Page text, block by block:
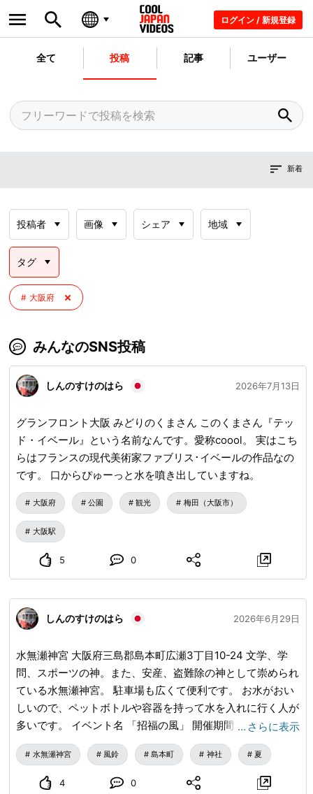
ログイン / 新規登録
全て 投稿 記事 ユーザー
新着
投稿者 画像 シェア 地域
タグ
大阪府
みんなのSNS投稿
しんのすけのはら 2026年7月13日
グランフロント大阪 みどりのくまさん このくまさん『テッ
ド・イベール』という名前なんです。愛称coool。 実はこち
らはフランスの現代美術家ファブリス･イベールの作品なの
です。 口からぴゅーっと水を噴き出していますね。
大阪府 公園 観光 梅田（大阪市）
大阪駅
5 0
しんのすけのはら 2026年6月29日
水無瀬神宮 大阪府三島郡島本町広瀬3丁目10-24 文学、学
問、スポーツの神。また、安産、盗難除の神として崇められ
ている水無瀬神宮。 駐車場も広くて便利です。 お水がおい
しいので、ペットボトルや容器を持って水を入れに行く人が
多いです。 イベント名 「招福の風」 開催期間 2026年7月1
日（水）～9月9日（水） 拝観時間 9:00～17:00（通常参
拝） 拝観料 無料（※ライトアップは別途500円） ※開催情報
は天候等により変更となる場合があります。 お出かけ前に
… さらに表示
水無瀬神宮 風鈴 島本町 神社 夏
4 0